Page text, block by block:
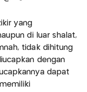
yang
di luar shalat,
tidak dihitung
dengan
dapat